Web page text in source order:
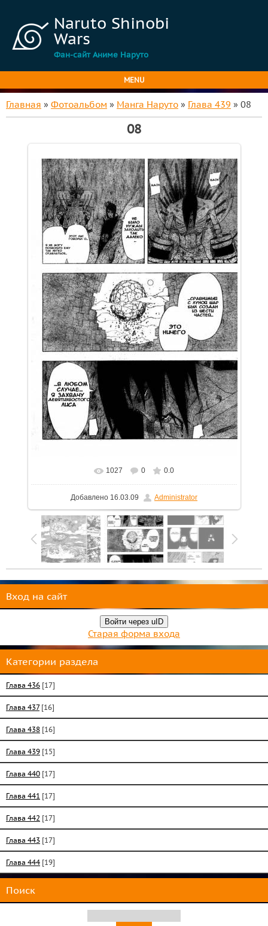
Naruto Shinobi
Wars
Фан-сайт Аниме Наруто
MENU
Главная » Фотоальбом » Манга Наруто » Глава 439 » 08
08
В реальном размере 750x1086
1027 0 0.0
Добавлено 16.03.09 Administrator
Вход на сайт
Войти через uID
Старая форма входа
Категории раздела
Глава 436 [17]
Глава 437 [16]
Глава 438 [16]
Глава 439 [15]
Глава 440 [17]
Глава 441 [17]
Глава 442 [17]
Глава 443 [17]
Глава 444 [19]
Поиск